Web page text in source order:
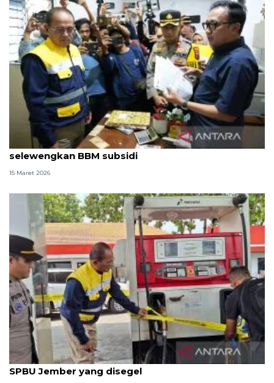
BPH Migas dan APH segel SPBU di Jember diduga
selewengkan BBM subsidi
15 Maret 2026
BPH Migas: Pertamina alihkan pasokan BBM di
SPBU Jember yang disegel